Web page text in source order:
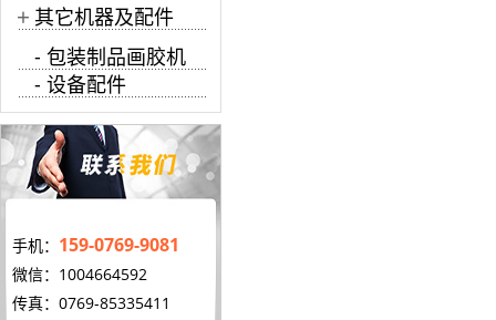
+ 其它机器及配件
- 包装制品画胶机
- 设备配件
手机： 159-0769-9081
微信：1004664592
传真：0769-85335411